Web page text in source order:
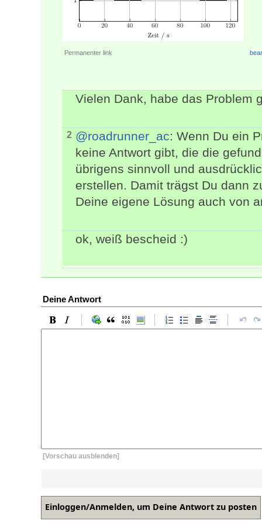
Permanenter link
Vielen Dank, habe das Problem
2 @roadrunner_ac: Wenn Du ein
keine Antwort gibt, die die
übrigens sinnvoll und
erstellen. Damit trägst Du dann
Deine eigene Lösung auch von
ok, weiß bescheid :)
Deine Antwort
[Vorschau ausblenden]